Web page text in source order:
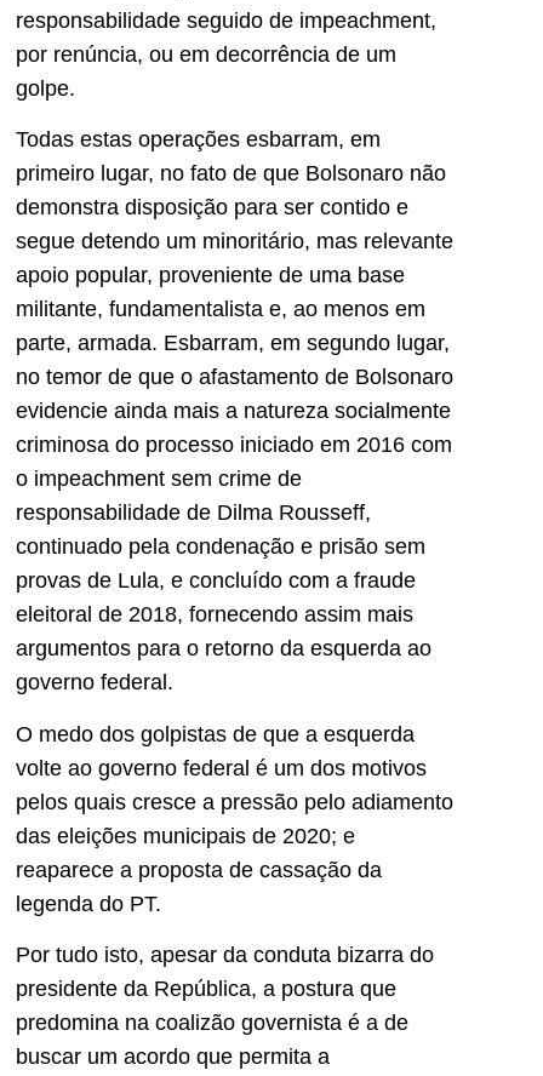
responsabilidade seguido de impeachment,
por renúncia, ou em decorrência de um
golpe.
Todas estas operações esbarram, em
primeiro lugar, no fato de que Bolsonaro não
demonstra disposição para ser contido e
segue detendo um minoritário, mas relevante
apoio popular, proveniente de uma base
militante, fundamentalista e, ao menos em
parte, armada. Esbarram, em segundo lugar,
no temor de que o afastamento de Bolsonaro
evidencie ainda mais a natureza socialmente
criminosa do processo iniciado em 2016 com
o impeachment sem crime de
responsabilidade de Dilma Rousseff,
continuado pela condenação e prisão sem
provas de Lula, e concluído com a fraude
eleitoral de 2018, fornecendo assim mais
argumentos para o retorno da esquerda ao
governo federal.
O medo dos golpistas de que a esquerda
volte ao governo federal é um dos motivos
pelos quais cresce a pressão pelo adiamento
das eleições municipais de 2020; e
reaparece a proposta de cassação da
legenda do PT.
Por tudo isto, apesar da conduta bizarra do
presidente da República, a postura que
predomina na coalizão governista é a de
buscar um acordo que permita a